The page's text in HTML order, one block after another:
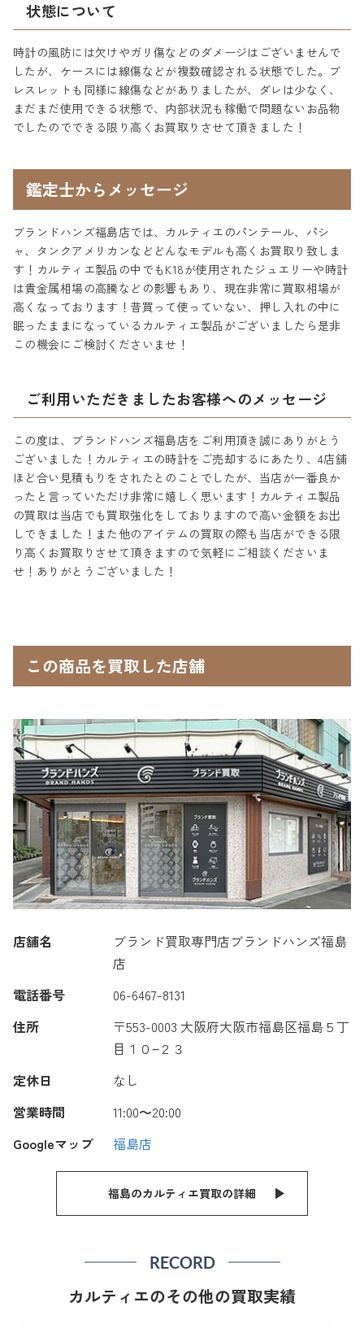
状態について
時計の風防には欠けやガリ傷などのダメージはございませんで
したが、ケースには線傷などが複数確認される状態でした。ブ
レスレットも同様に線傷などがありましたが、ダレは少なく、
まだまだ使用できる状態で、内部状況も稼働で問題ないお品物
でしたのでできる限り高くお買取りさせて頂きました！
鑑定士からメッセージ
ブランドハンズ福島店では、カルティエのパンテール、パシ
ャ、タンクアメリカンなどどんなモデルも高くお買取り致しま
す！カルティエ製品の中でもK18が使用されたジュエリーや時計
は貴金属相場の高騰などの影響もあり、現在非常に買取相場が
高くなっております！昔買って使っていない、押し入れの中に
眠ったままになっているカルティエ製品がございましたら是非
この機会にご検討くださいませ！
ご利用いただきましたお客様へのメッセージ
この度は、ブランドハンズ福島店をご利用頂き誠にありがとう
ございました！カルティエの時計をご売却するにあたり、4店舗
ほど合い見積もりをされたとのことでしたが、当店が一番良か
ったと言っていただけ非常に嬉しく思います！カルティエ製品
の買取は当店でも買取強化をしておりますので高い金額をお出
しできました！また他のアイテムの買取の際も当店ができる限
り高くお買取りさせて頂きますので気軽にご相談くださいま
せ！ありがとうございました！
この商品を買取した店舗
店舗名
ブランド買取専門店ブランドハンズ福島
店
電話番号
06-6467-8131
住所
〒553-0003 大阪府大阪市福島区福島５丁
目１０−２３
定休日
なし
営業時間
11:00〜20:00
Googleマップ
福島店
福島のカルティエ買取の詳細
RECORD
カルティエのその他の買取実績